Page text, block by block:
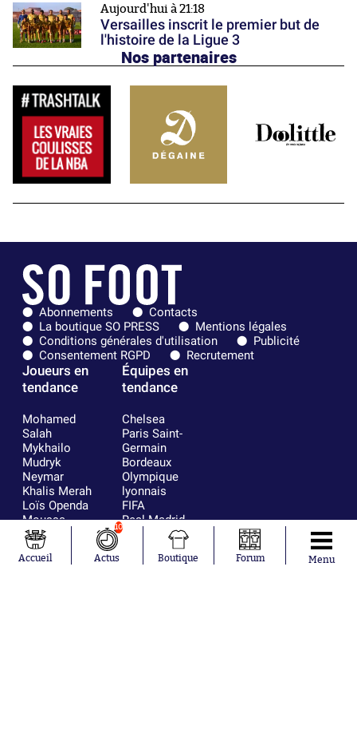
Aujourd'hui à 21:18
Versailles inscrit le premier but de
l'histoire de la Ligue 3
Nos partenaires
Abonnements
Contacts
La boutique SO PRESS
Mentions légales
Conditions générales d'utilisation
Publicité
Consentement RGPD
Recrutement
Joueurs en
tendance
Mohamed
Salah
Mykhailo
Mudryk
Neymar
Khalis Merah
Loïs Openda
Moussa
Niakhaté
Nicolás
Tagliafico
Équipes en
tendance
Chelsea
Paris Saint-
Germain
Bordeaux
Olympique
lyonnais
FIFA
Real Madrid
RC Strasbourg
France
Accueil
10
Actus Boutique Forum Menu